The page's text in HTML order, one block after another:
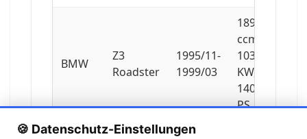
🍪 Datenschutz-Einstellungen
BMW
Z3
Roadster
1995/11-
1999/03
1895
ccm,
103
KW,
140
PS